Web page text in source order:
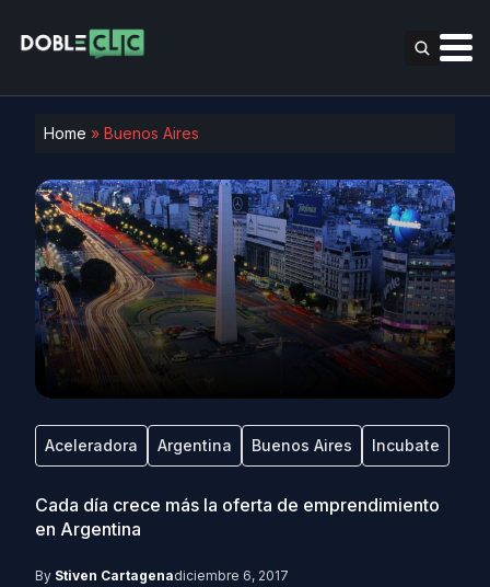
Home » Buenos Aires
Aceleradora Argentina Buenos Aires Incubate
Cada día crece más la oferta de emprendimiento
en Argentina
By Stiven Cartagenadiciembre 6, 2017